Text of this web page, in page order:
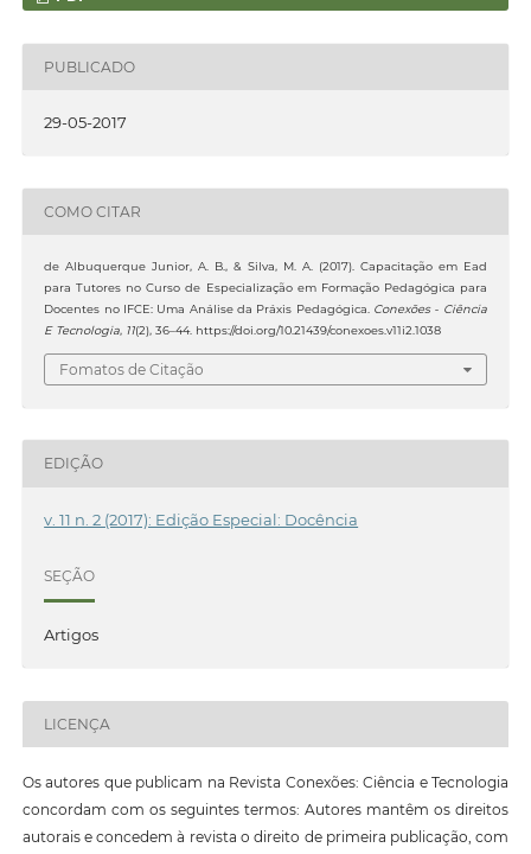
PUBLICADO
29-05-2017
COMO CITAR
de Albuquerque Junior, A. B., & Silva, M. A. (2017). Capacitação em Ead
para Tutores no Curso de Especialização em Formação Pedagógica para
Docentes no IFCE: Uma Análise da Práxis Pedagógica. Conexões - Ciência
E Tecnologia, 11(2), 36–44. https://doi.org/10.21439/conexoes.v11i2.1038
Fomatos de Citação
EDIÇÃO
v. 11 n. 2 (2017): Edição Especial: Docência
SEÇÃO
Artigos
LICENÇA
Os autores que publicam na Revista Conexões: Ciência e Tecnologia
concordam com os seguintes termos: Autores mantêm os direitos
autorais e concedem à revista o direito de primeira publicação, com